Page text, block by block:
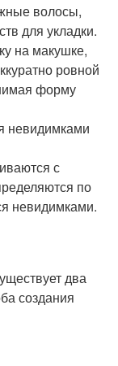
волосы,
для укладки.
на макушке,
ровной
форму
невидимками
с
по
невидимками.
два
создания